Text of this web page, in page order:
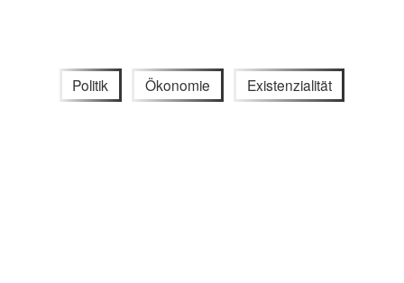
Politik Ökonomie Existenzialität